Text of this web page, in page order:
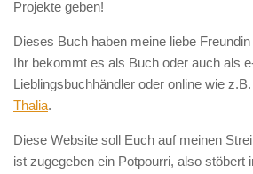
Projekte geben!
Dieses Buch haben meine liebe
Ihr bekommt es als Buch oder auch als
Lieblingsbuchhändler oder online wie
Thalia.
Diese Website soll Euch auf meinen
ist zugegeben ein Potpourri, also stöbert